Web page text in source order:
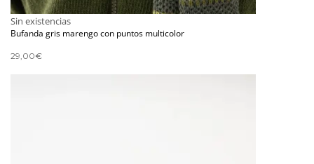
Sin existencias
Bufanda gris marengo con puntos multicolor
29,00€